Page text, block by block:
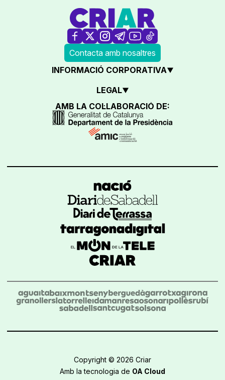
Contacta amb nosaltres
INFORMACIÓ CORPORATIVA
LEGAL
AMB LA COL·LABORACIÓ DE:
Copyright © 2026 Criar
Amb la tecnologia de OA Cloud